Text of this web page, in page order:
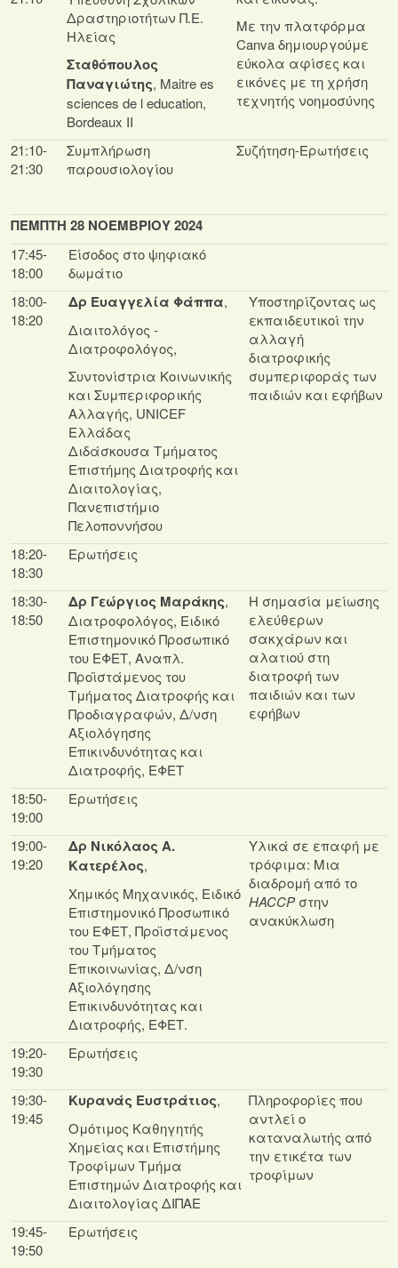
Δραστηριοτήτων Π.Ε.
Ηλείας
Σταθόπουλος
Παναγιώτης, Maitre es
sciences de l education,
Bordeaux II
Mε την πλατφόρμα
Canva δημιουργούμε
εύκολα αφίσες και
εικόνες με τη χρήση
τεχνητής νοημοσύνης
21:10-
21:30
Συμπλήρωση
παρουσιολογίου
Συζήτηση-Ερωτήσεις
ΠΕΜΠΤΗ 28 ΝΟΕΜΒΡΙΟΥ 2024
17:45-
18:00
Είσοδος στο ψηφιακό
δωμάτιο
18:00-
18:20
Δρ Ευαγγελία Φάππα,
Διαιτολόγος -
Διατροφολόγος,
Συντονίστρια Κοινωνικής
και Συμπεριφορικής
Αλλαγής, UNICEF
Ελλάδας
Διδάσκουσα Τμήματος
Επιστήμης Διατροφής και
Διαιτολογίας,
Πανεπιστήμιο
Πελοποννήσου
Υποστηρίζοντας ως
εκπαιδευτικοί την
αλλαγή
διατροφικής
συμπεριφοράς των
παιδιών και εφήβων
18:20-
18:30
Ερωτήσεις
18:30-
18:50
Δρ Γεώργιος Μαράκης,
Διατροφολόγος, Ειδικό
Επιστημονικό Προσωπικό
του ΕΦΕΤ, Αναπλ.
Προϊστάμενος του
Τμήματος Διατροφής και
Προδιαγραφών, Δ/νση
Αξιολόγησης
Επικινδυνότητας και
Διατροφής, ΕΦΕΤ
Η σημασία μείωσης
ελεύθερων
σακχάρων και
αλατιού στη
διατροφή των
παιδιών και των
εφήβων
18:50-
19:00
Ερωτήσεις
19:00-
19:20
Δρ Νικόλαος Α.
Κατερέλος,
Χημικός Μηχανικός, Ειδικό
Επιστημονικό Προσωπικό
του ΕΦΕΤ, Προϊστάμενος
του Τμήματος
Επικοινωνίας, Δ/νση
Αξιολόγησης
Επικινδυνότητας και
Διατροφής, ΕΦΕΤ.
Υλικά σε επαφή με
τρόφιμα: Μια
διαδρομή από το
HACCPστην
ανακύκλωση
19:20-
19:30
Ερωτήσεις
19:30-
19:45
Κυρανάς Ευστράτιος,
Ομότιμος Καθηγητής
Χημείας και Επιστήμης
Τροφίμων Τμήμα
Επιστημών Διατροφής και
Διαιτολογίας ΔΙΠΑΕ
Πληροφορίες που
αντλεί ο
καταναλωτής από
την ετικέτα των
τροφίμων
19:45-
19:50
Ερωτήσεις